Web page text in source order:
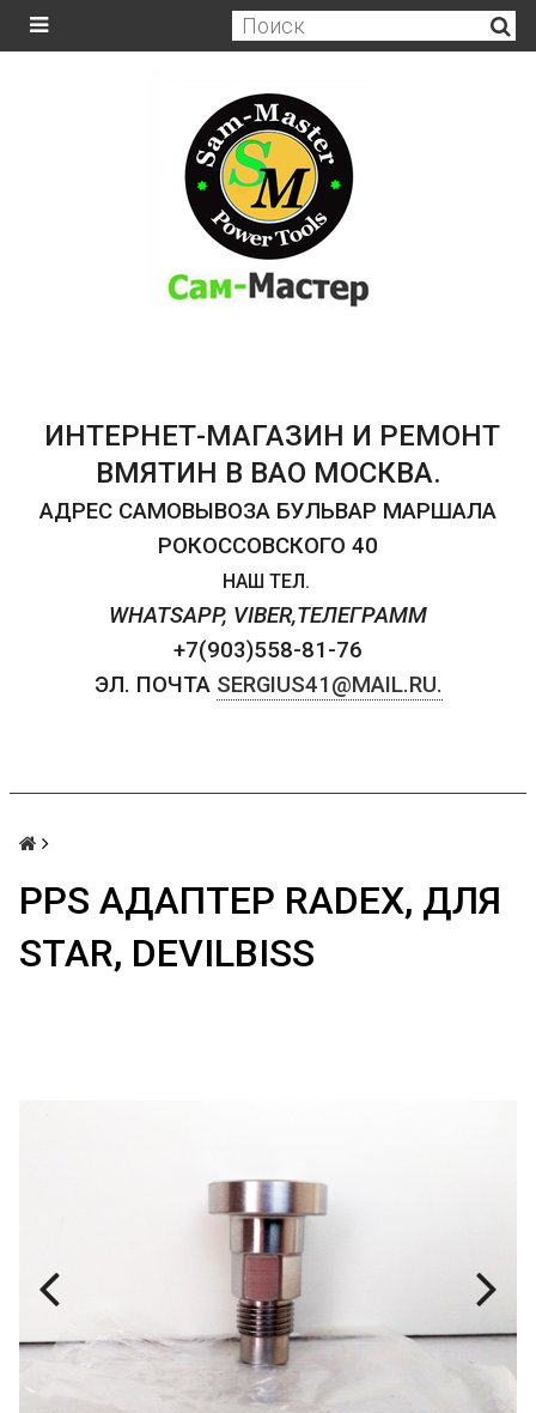
ИНТЕРНЕТ-МАГАЗИН И РЕМОНТ
ВМЯТИН В ВАО МОСКВА.
АДРЕС САМОВЫВОЗА БУЛЬВАР МАРШАЛА
РОКОССОВСКОГО 40
НАШ ТЕЛ.
WHATSAPP, VIBER,ТЕЛЕГРАММ
+7(903)558-81-76
ЭЛ. ПОЧТА SERGIUS41@MAIL.RU.
PPS АДАПТЕР RADEX, ДЛЯ
STAR, DEVILBISS